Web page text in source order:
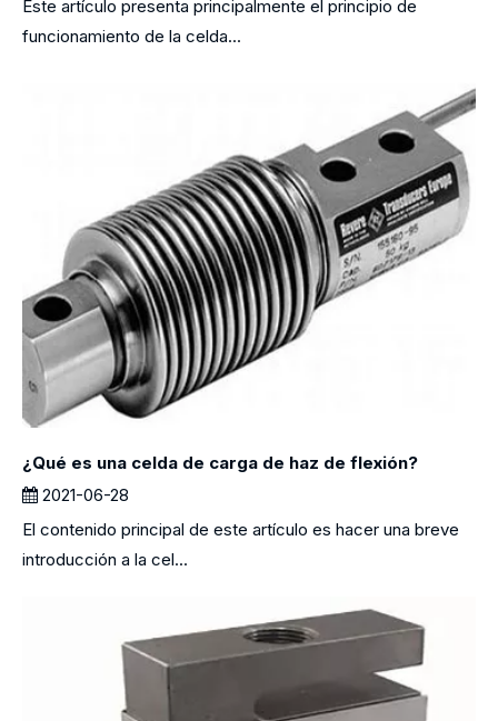
Este artículo presenta principalmente el principio de
funcionamiento de la celda...
¿Qué es una celda de carga de haz de flexión?
2021-06-28
El contenido principal de este artículo es hacer una breve
introducción a la cel...